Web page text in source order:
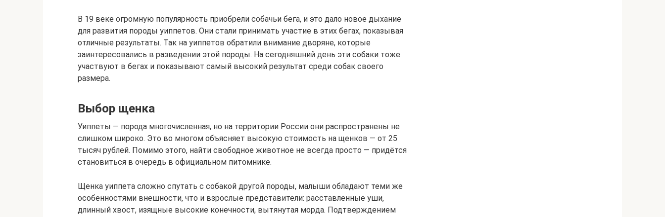
В 19 веке огромную популярность приобрели собачьи бега, и это дало новое дыхание
для развития породы уиппетов. Они стали принимать участие в этих бегах, показывая
отличные результаты. Так на уиппетов обратили внимание дворяне, которые
заинтересовались в разведении этой породы. На сегодняшний день эти собаки тоже
участвуют в бегах и показывают самый высокий результат среди собак своего
размера.
Выбор щенка
Уиппеты — порода многочисленная, но на территории России они распространены не
слишком широко. Это во многом объясняет высокую стоимость на щенков — от 25
тысяч рублей. Помимо этого, найти свободное животное не всегда просто — придётся
становиться в очередь в официальном питомнике.
Щенка уиппета сложно спутать с собакой другой породы, малыши обладают теми же
особенностями внешности, что и взрослые представители: расставленные уши,
длинный хвост, изящные высокие конечности, вытянутая морда. Подтверждением